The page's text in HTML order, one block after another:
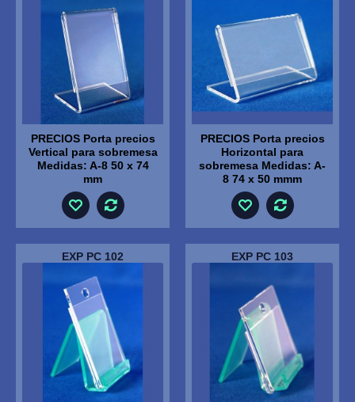
PRECIOS Porta precios
Vertical para sobremesa
Medidas: A-8 50 x 74
mm
PRECIOS Porta precios
Horizontal para
sobremesa Medidas: A-
8 74 x 50 mmm
EXP PC 102 EXP PC 103